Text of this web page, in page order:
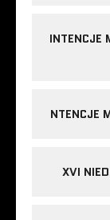
INTENCJE
NTENCJE
XVI